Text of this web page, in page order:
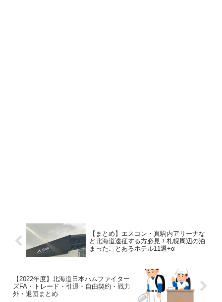
【まとめ】エスコン・真駒内アリーナな
ど北海道遠征する方必見！札幌周辺の泊
まったことあるホテル11選+α
【2022年度】北海道日本ハムファイター
ズFA・トレード・引退・自由契約・戦力
外・退団まとめ